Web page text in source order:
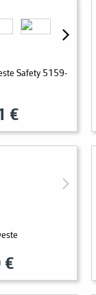
Safety 5159-
€
€